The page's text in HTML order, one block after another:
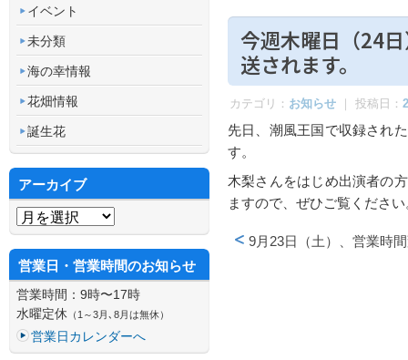
今週木曜日（24
送されます。
カテゴリ： お知らせ ｜ 投稿日：
先日、潮風王国で収録され
す。
木梨さんをはじめ出演者の
ますので、ぜひご覧ください
9月23日（土）、営業時
イベント
未分類
海の幸情報
花畑情報
誕生花
アーカイブ
アーカイブ
営業日・営業時間のお知らせ
営業時間：9時〜17時
水曜定休 （1～3月､8月は無休）
営業日カレンダーへ